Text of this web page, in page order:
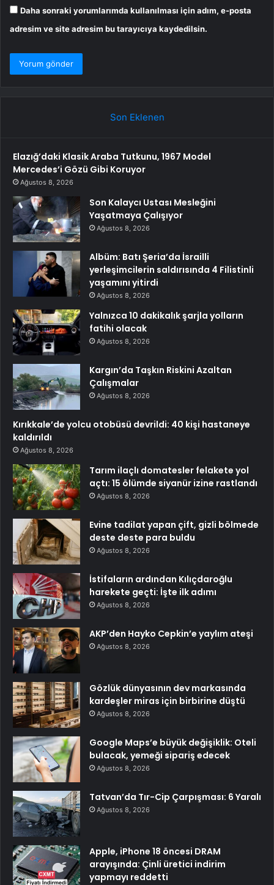
Daha sonraki yorumlarımda kullanılması için adım, e-posta
adresim ve site adresim bu tarayıcıya kaydedilsin.
Son Eklenen
Elazığ’daki Klasik Araba Tutkunu, 1967 Model
Mercedes’i Gözü Gibi Koruyor
Ağustos 8, 2026
Son Kalaycı Ustası Mesleğini
Yaşatmaya Çalışıyor
Ağustos 8, 2026
Albüm: Batı Şeria’da İsrailli
yerleşimcilerin saldırısında 4 Filistinli
yaşamını yitirdi
Ağustos 8, 2026
Yalnızca 10 dakikalık şarjla yolların
fatihi olacak
Ağustos 8, 2026
Kargın’da Taşkın Riskini Azaltan
Çalışmalar
Ağustos 8, 2026
Kırıkkale’de yolcu otobüsü devrildi: 40 kişi hastaneye
kaldırıldı
Ağustos 8, 2026
Tarım ilaçlı domatesler felakete yol
açtı: 15 ölümde siyanür izine rastlandı
Ağustos 8, 2026
Evine tadilat yapan çift, gizli bölmede
deste deste para buldu
Ağustos 8, 2026
İstifaların ardından Kılıçdaroğlu
harekete geçti: İşte ilk adımı
Ağustos 8, 2026
AKP’den Hayko Cepkin’e yaylım ateşi
Ağustos 8, 2026
Gözlük dünyasının dev markasında
kardeşler miras için birbirine düştü
Ağustos 8, 2026
Google Maps’e büyük değişiklik: Oteli
bulacak, yemeği sipariş edecek
Ağustos 8, 2026
Tatvan’da Tır-Cip Çarpışması: 6 Yaralı
Ağustos 8, 2026
Apple, iPhone 18 öncesi DRAM
arayışında: Çinli üretici indirim
yapmayı reddetti